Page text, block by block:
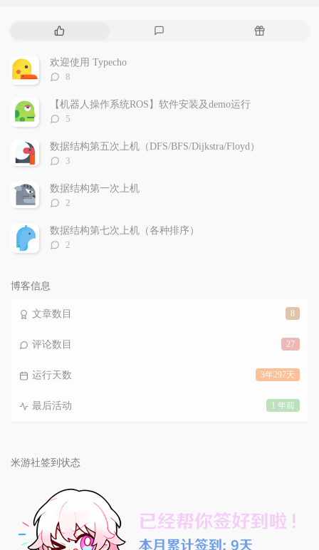
热
文
章
随
欢迎使用 Typecho
评
数：
8
【机器人操作系统ROS】软件安装及demo运行
评
数：
5
数据结构第五次上机（DFS/BFS/Dijkstra/Floyd）
评
数：
3
数据结构第一次上机
评
数：
2
数据结构第七次上机（各种排序）
评
2
博客信息
8
文章数目
27
评论数目
3年297天
运行天数
1 年前
最后活动
米游社签到状态